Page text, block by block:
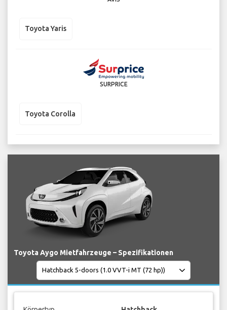
Toyota Yaris
SURPRICE
Toyota Corolla
Toyota Aygo Mietfahrzeuge – Spezifikationen